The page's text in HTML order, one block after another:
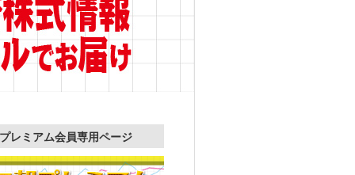
レミアム会員専用ページ